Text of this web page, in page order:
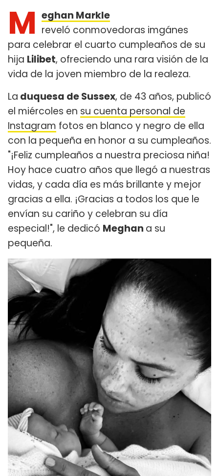
M eghan Markle
reveló conmovedoras imgánes
para celebrar el cuarto cumpleaños de su
hija Lilibet, ofreciendo una rara visión de la
vida de la joven miembro de la realeza.
La duquesa de Sussex, de 43 años, publicó
el miércoles en su cuenta personal de
Instagram fotos en blanco y negro de ella
con la pequeña en honor a su cumpleaños.
"¡Feliz cumpleaños a nuestra preciosa niña!
Hoy hace cuatro años que llegó a nuestras
vidas, y cada día es más brillante y mejor
gracias a ella. ¡Gracias a todos los que le
envían su cariño y celebran su día
especial!", le dedicó Meghan a su
pequeña.